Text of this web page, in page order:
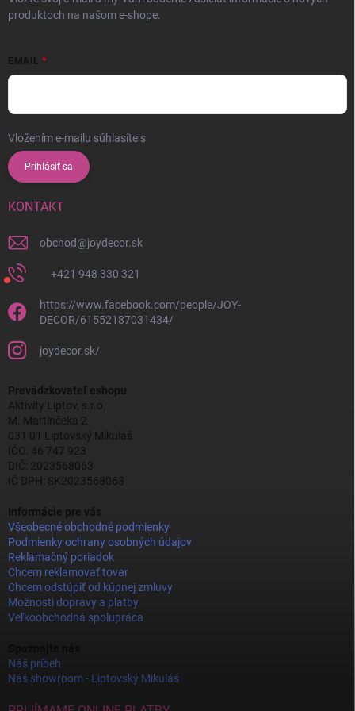
produktoch na našom e-shope.
EMAIL
Vložením e-mailu súhlasíte s
Prihlásiť sa
KONTAKT
obchod@joydecor.sk
+421 948 330 321
https://www.facebook.com/people/JOY-
DECOR/61552187031434/
joydecor.sk/
Prevádzkovateľ eshopu
Aktivity Liptov, s.r.o.
M. Martinčeka 2
031 01 Liptovský Mikuláš
IČO: 46 747 923
DIČ: 2023568063
IČ DPH: SK2023568063
Informácie pre vás
Všeobecné obchodné podmienky
Podmienky ochrany osobných údajov
Reklamačný poriadok
Chcem reklamovať tovar
Chcem odstúpiť od kúpnej zmluvy
Možnosti dopravy a platby
Veľkoobchodná spolupráca
Náš príbeh
Náš showroom - Liptovský Mikuláš